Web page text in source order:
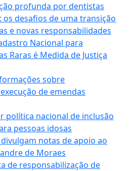
profunda por dentistas
desafios de uma transição
e novas responsabilidades
Nacional para
Raras é Medida de Justiça
sobre
de emendas
política nacional de inclusão
pessoas idosas
notas de apoio ao
de Moraes
de responsabilização de